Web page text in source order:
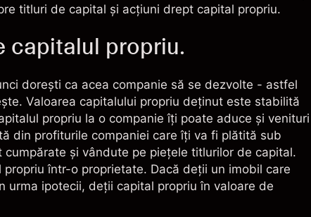
titluri de capital şi acţiuni drept capital propriu.
capitalul propriu.
doreşti ca acea companie să se dezvolte - astfel
Valoarea capitalului propriu deţinut este stabilită
propriu la o companie îţi poate aduce şi venituri
din profiturile companiei care îţi va fi plătită sub
cumpărate şi vândute pe pieţele titlurilor de capital.
într-o proprietate. Dacă deţii un imobil care
ipotecii, deţii capital propriu în valoare de